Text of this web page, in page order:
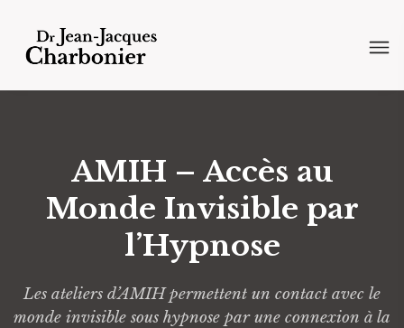
AMIH – Accès au
Monde Invisible par
l’Hypnose
Les ateliers d’AMIH permettent un contact avec le
monde invisible sous hypnose par une connexion à la